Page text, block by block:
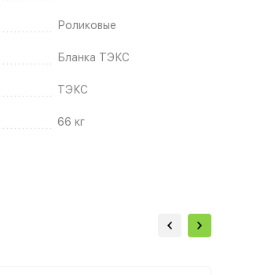
Роликовые
Бланка ТЭКС
ТЭКС
66 кг